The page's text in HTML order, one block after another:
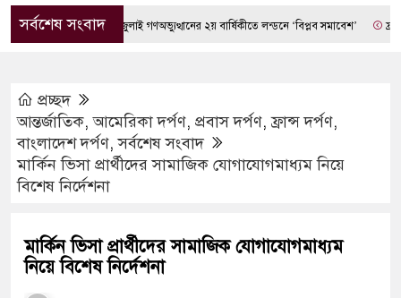
সর্বশেষ সংবাদজুলাই গণঅভ্যুত্থানের ২য় বার্ষিকীতে লন্ডনে ‘বিপ্লব সমাবেশ’ ফ্রান্সে
প্রচ্ছদ
আন্তর্জাতিক,আমেরিকা দর্পণ, প্রবাস দর্পণ,ফ্রান্স দর্পণ,
বাংলাদেশ দর্পণ,সর্বশেষ সংবাদ
মার্কিন ভিসা প্রার্থীদের সামাজিক যোগাযোগমাধ্যম নিয়ে
বিশেষ নির্দেশনা
মার্কিন ভিসা প্রার্থীদের সামাজিক যোগাযোগমাধ্যম
নিয়ে বিশেষ নির্দেশনা